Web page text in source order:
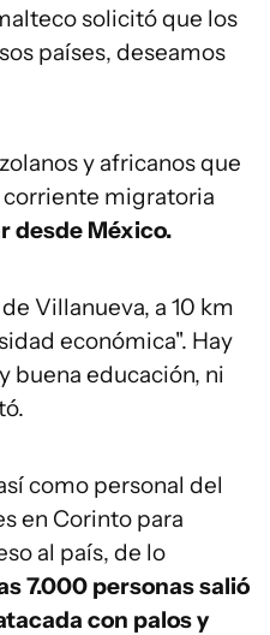
solicitó que los
países, deseamos
y africanos que
corriente migratoria
desde México.
Villanueva, a 10 km
económica". Hay
buena educación, ni
como personal del
en Corinto para
al país, de lo
7.000 personas salió
con palos y